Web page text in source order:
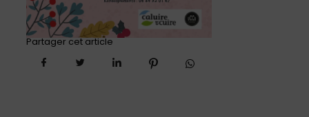
Partager cet article